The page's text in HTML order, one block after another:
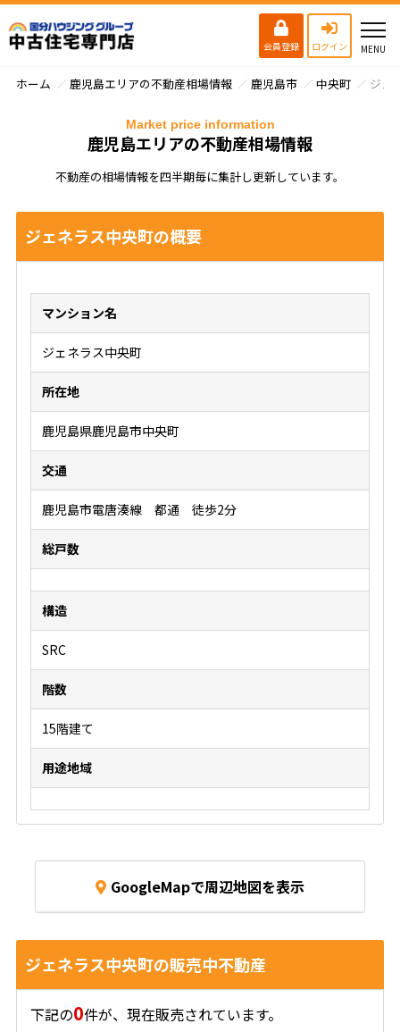
会員登録 ログイン
ホーム 鹿児島エリアの不動産相場情報 鹿児島市 中央町 ジェ
鹿児島エリアの不動産相場情報
Market price information
不動産の相場情報を四半期毎に集計し更新しています。
ジェネラス中央町の概要
マンション名
ジェネラス中央町
所在地
鹿児島県鹿児島市中央町
交通
鹿児島市電唐湊線 都通 徒歩2分
総戸数
構造
SRC
階数
15階建て
用途地域
GoogleMapで周辺地図を表示
ジェネラス中央町の販売中不動産
下記の0件が、現在販売されています。